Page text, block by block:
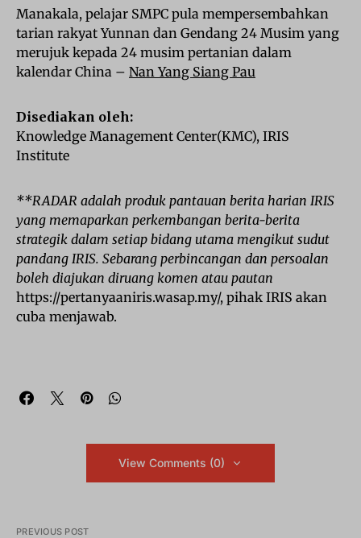
Manakala, pelajar SMPC pula mempersembahkan
tarian rakyat Yunnan dan Gendang 24 Musim yang
merujuk kepada 24 musim pertanian dalam
kalendar China – Nan Yang Siang Pau
Disediakan oleh:
Knowledge Management Center(KMC), IRIS
Institute
**RADAR adalah produk pantauan berita harian IRIS
yang memaparkan perkembangan berita-berita
strategik dalam setiap bidang utama mengikut sudut
pandang IRIS. Sebarang perbincangan dan persoalan
boleh diajukan diruang komen atau pautan
https://pertanyaaniris.wasap.my/, pihak IRIS akan
cuba menjawab.
View Comments (0)
PREVIOUS POST